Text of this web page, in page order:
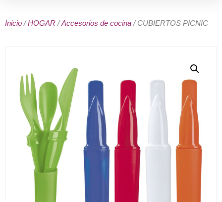
Inicio /HOGAR /Accesorios de cocina / CUBIERTOS PICNIC